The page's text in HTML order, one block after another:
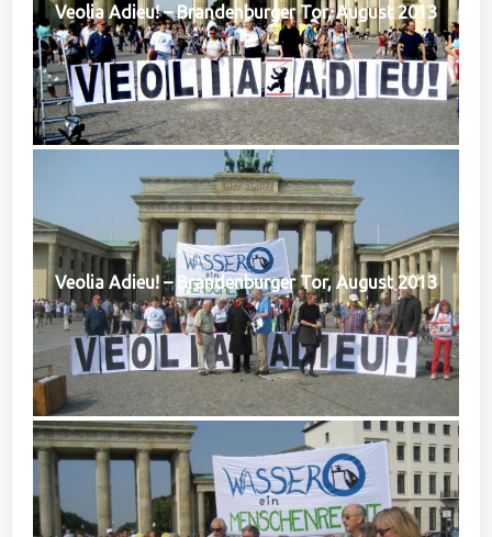
Veolia Adieu! – Brandenburger Tor, August 2013
Veolia Adieu! – Brandenburger Tor, August 2013